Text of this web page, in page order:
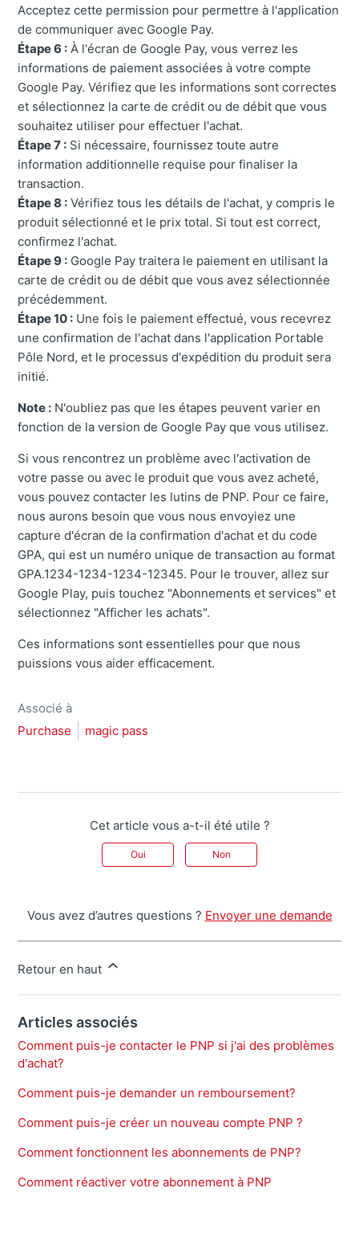
Acceptez cette permission pour permettre à l'application
de communiquer avec Google Pay.
Étape 6 : À l'écran de Google Pay, vous verrez les
informations de paiement associées à votre compte
Google Pay. Vérifiez que les informations sont correctes
et sélectionnez la carte de crédit ou de débit que vous
souhaitez utiliser pour effectuer l'achat.
Étape 7 : Si nécessaire, fournissez toute autre
information additionnelle requise pour finaliser la
transaction.
Étape 8 : Vérifiez tous les détails de l'achat, y compris le
produit sélectionné et le prix total. Si tout est correct,
confirmez l'achat.
Étape 9 : Google Pay traitera le paiement en utilisant la
carte de crédit ou de débit que vous avez sélectionnée
précédemment.
Étape 10 : Une fois le paiement effectué, vous recevrez
une confirmation de l'achat dans l'application Portable
Pôle Nord, et le processus d'expédition du produit sera
initié.
Note : N'oubliez pas que les étapes peuvent varier en
fonction de la version de Google Pay que vous utilisez.
Si vous rencontrez un problème avec l'activation de
votre passe ou avec le produit que vous avez acheté,
vous pouvez contacter les lutins de PNP. Pour ce faire,
nous aurons besoin que vous nous envoyiez une
capture d'écran de la confirmation d'achat et du code
GPA, qui est un numéro unique de transaction au format
GPA.1234-1234-1234-12345. Pour le trouver, allez sur
Google Play, puis touchez "Abonnements et services" et
sélectionnez "Afficher les achats".
Ces informations sont essentielles pour que nous
puissions vous aider efficacement.
Associé à
Purchase
magic pass
Cet article vous a-t-il été utile ?
Oui Non
Vous avez d’autres questions ? Envoyer une demande
Retour en haut
Articles associés
Comment puis-je contacter le PNP si j'ai des problèmes
d'achat?
Comment puis-je demander un remboursement?
Comment puis-je créer un nouveau compte PNP ?
Comment fonctionnent les abonnements de PNP?
Comment réactiver votre abonnement à PNP